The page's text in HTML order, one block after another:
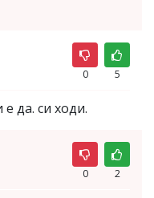
0 5
да. си ходи.
0 2